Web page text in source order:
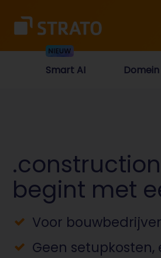
Smart AI
begint met
Voor
Geen